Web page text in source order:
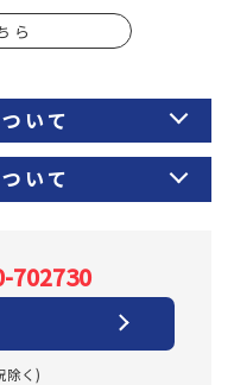
ら
いて
いて
702730
除く)